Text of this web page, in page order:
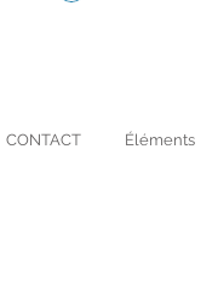
CONTACT Éléments